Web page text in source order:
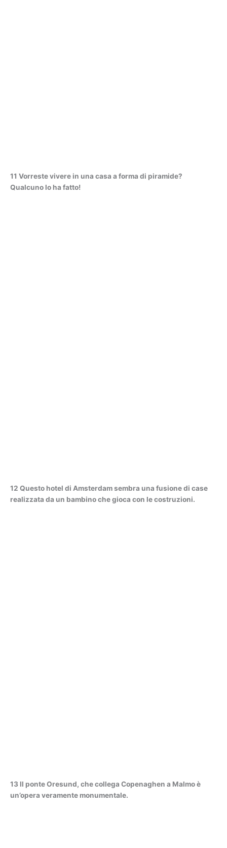
11 Vorreste vivere in una casa a forma di piramide?
Qualcuno lo ha fatto!
12 Questo hotel di Amsterdam sembra una fusione di case
realizzata da un bambino che gioca con le costruzioni.
13 Il ponte Oresund, che collega Copenaghen a Malmo è
un’opera veramente monumentale.